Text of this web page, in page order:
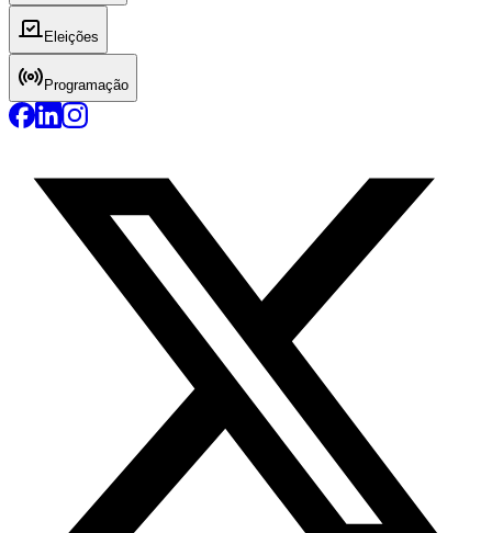
Eleições
Programação